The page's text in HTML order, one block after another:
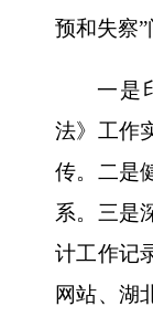
预和失察
一是
法》工作
传。二是
系。三是
计工作记
网站、湖